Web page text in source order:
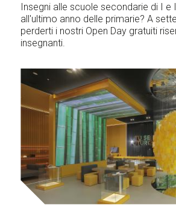
Insegni alle scuole secondarie di I e
all'ultimo anno delle primarie? A
perderti i nostri Open Day gratuiti
insegnanti.